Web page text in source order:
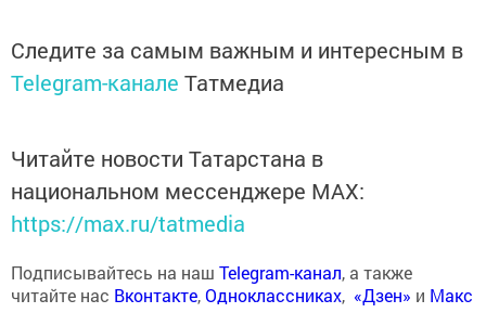
Следите за самым важным и интересным в
Telegram-канале Татмедиа
Читайте новости Татарстана в
национальном мессенджере MАХ:
https://max.ru/tatmedia
Подписывайтесь на наш Telegram-канал, а также
читайте нас Вконтакте,Одноклассниках, «Дзен» и Макс